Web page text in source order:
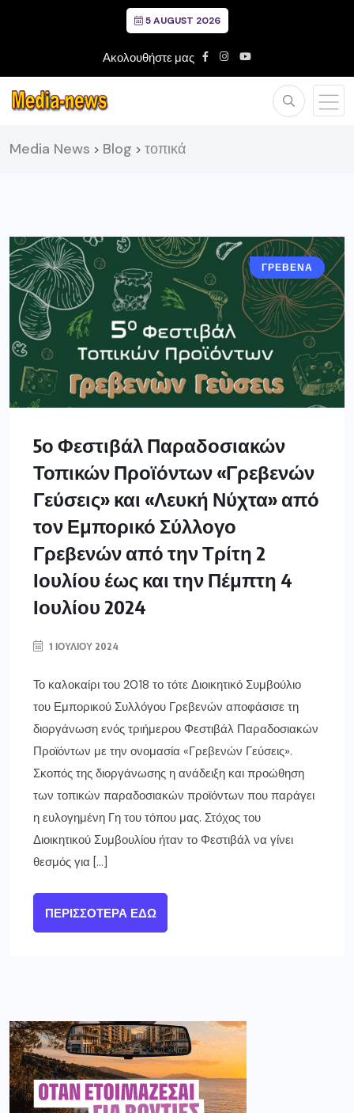
5 AUGUST 2026
Ακολουθήστε μας
Media News > Blog > τοπικά
ΓΡΕΒΕΝΑ
5ο Φεστιβάλ Παραδοσιακών
Τοπικών Προϊόντων «Γρεβενών
Γεύσεις» και «Λευκή Νύχτα» από
τον Εμπορικό Σύλλογο
Γρεβενών από την Τρίτη 2
Ιουλίου έως και την Πέμπτη 4
Ιουλίου 2024
1 ΙΟΥΛΊΟΥ 2024
Το καλοκαίρι του 2018 το τότε Διοικητικό Συμβούλιο
του Εμπορικού Συλλόγου Γρεβενών αποφάσισε τη
διοργάνωση ενός τριήμερου Φεστιβάλ Παραδοσιακών
Προϊόντων με την ονομασία «Γρεβενών Γεύσεις».
Σκοπός της διοργάνωσης η ανάδειξη και προώθηση
των τοπικών παραδοσιακών προϊόντων που παράγει
η ευλογημένη Γη του τόπου μας. Στόχος του
Διοικητικού Συμβουλίου ήταν το Φεστιβάλ να γίνει
θεσμός για […]
ΠΕΡΙΣΣΌΤΕΡΑ ΕΔΏ